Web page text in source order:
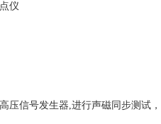
仪
压信号发生器,进行声磁同步测试